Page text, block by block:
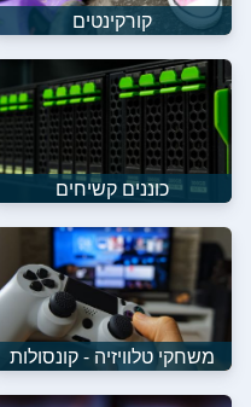
קורקינטים
כוננים קשיחים
משחקי טלוויזיה - קונסולות